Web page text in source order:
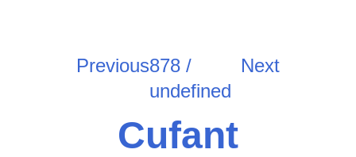
Previous878 /
undefined
Next
Cufant